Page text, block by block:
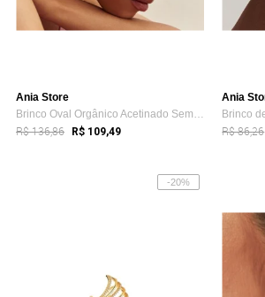
Ania Store
Brinco Oval Orgânico Acetinado Semijoia ...
R$ 136,86 R$ 109,49
Ania
R$ 86,26
-20%